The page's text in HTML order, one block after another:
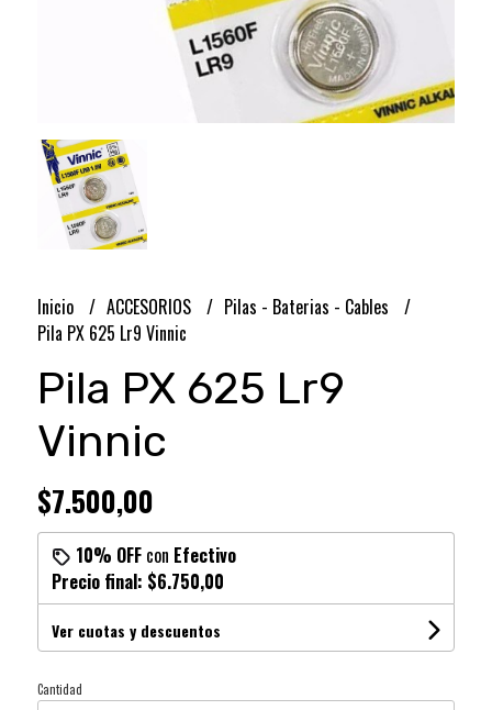
Inicio ACCESORIOS
Pilas - Baterias - Cables
Pila PX 625 Lr9 Vinnic
Pila PX 625 Lr9
Vinnic
$7.500,00
10% OFFcon Efectivo
Precio final: $6.750,00
Ver cuotas y descuentos
Cantidad